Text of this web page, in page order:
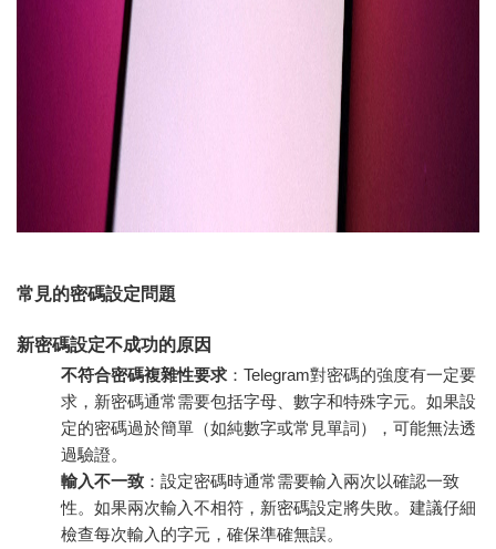
常見的密碼設定問題
新密碼設定不成功的原因
不符合密碼複雜性要求 ：Telegram對密碼的強度有一定要
求，新密碼通常需要包括字母、數字和特殊字元。如果設
定的密碼過於簡單（如純數字或常見單詞），可能無法透
過驗證。
輸入不一致 ：設定密碼時通常需要輸入兩次以確認一致
性。如果兩次輸入不相符，新密碼設定將失敗。建議仔細
檢查每次輸入的字元，確保準確無誤。